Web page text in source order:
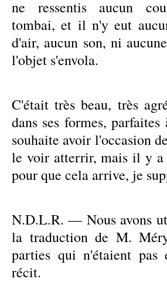
ne ressentis aucun
tombai, et il n'y eut
d'air, aucun son, ni
l'objet s'envola.
C'était très beau, très
dans ses formes, parfaites
souhaite avoir l'occasion
le voir atterrir, mais il y a
pour que cela arrive, je
N.D.L.R. — Nous avons
la traduction de M.
parties qui n'étaient pas
récit.